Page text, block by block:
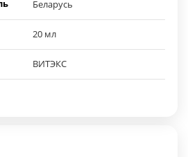
Беларусь
20 мл
ВИТЭКС